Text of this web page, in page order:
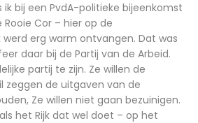
ik bij een PvdA-politieke bijeenkomst
Cor – hier op de
werd erg warm ontvangen. Dat was
daar bij de Partij van de Arbeid.
partij te zijn. Ze willen de
zeggen de uitgaven van de
Ze willen niet gaan bezuinigen.
het Rijk dat wel doet – op het